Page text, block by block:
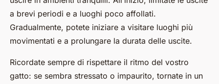
a brevi periodi e a luoghi poco affollati.
Gradualmente, potete iniziare a visitare luoghi più
movimentati e a prolungare la durata delle uscite.
Ricordate sempre di rispettare il ritmo del vostro
gatto: se sembra stressato o impaurito, tornate in un